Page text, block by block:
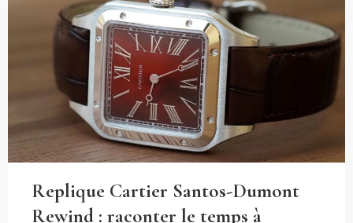
Replique Cartier Santos-Dumont
Rewind : raconter le temps à